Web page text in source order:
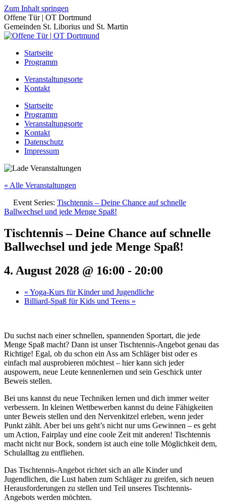
Zum Inhalt springen
Offene Tür | OT Dortmund
Gemeinden St. Liborius und St. Martin
Startseite
Programm
Veranstaltungsorte
Kontakt
Startseite
Programm
Veranstaltungsorte
Kontakt
Datenschutz
Impressum
« Alle Veranstaltungen
Event Series: Tischtennis – Deine Chance auf schnelle
Ballwechsel und jede Menge Spaß!
Tischtennis – Deine Chance auf schnelle
Ballwechsel und jede Menge Spaß!
4. August 2028 @ 16:00 - 20:00
« Yoga-Kurs für Kinder und Jugendliche
Billiard-Spaß für Kids und Teens »
Du suchst nach einer schnellen, spannenden Sportart, die jede
Menge Spaß macht? Dann ist unser Tischtennis-Angebot genau das
Richtige! Egal, ob du schon ein Ass am Schläger bist oder es
einfach mal ausprobieren möchtest – hier kann sich jeder
auspowern, neue Leute kennenlernen und sein Geschick unter
Beweis stellen.
Bei uns kannst du neue Techniken lernen und dich immer weiter
verbessern. In kleinen Wettbewerben kannst du deine Fähigkeiten
unter Beweis stellen und den Nervenkitzel erleben, wenn jeder
Punkt zählt. Aber bei uns geht’s nicht nur ums Gewinnen – es geht
um Action, Fairplay und eine coole Zeit mit anderen! Tischtennis
macht nicht nur Bock, sondern ist auch eine tolle Möglichkeit dem,
Schulalltag zu entfliehen.
Das Tischtennis-Angebot richtet sich an alle Kinder und
Jugendlichen, die Lust haben zum Schläger zu greifen, sich neuen
Herausforderungen zu stellen und Teil unseres Tischtennis-
Angebots werden möchten.